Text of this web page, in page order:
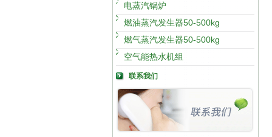
电蒸汽锅炉
燃油蒸汽发生器50-500kg
燃气蒸汽发生器50-500kg
空气能热水机组
联系我们